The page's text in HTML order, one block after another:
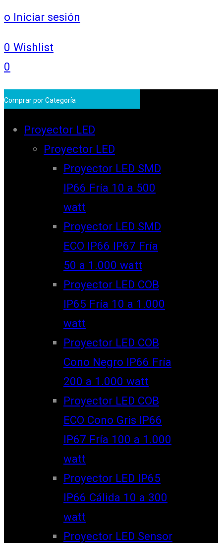
o Iniciar sesión
0 Wishlist
0
Comprar por Categoría
Proyector LED
Proyector LED
Proyector LED SMD
IP66 Fría 10 a 500
watt
Proyector LED SMD
ECO IP66 IP67 Fría
50 a 1.000 watt
Proyector LED COB
IP65 Fría 10 a 1.000
watt
Proyector LED COB
Cono Negro IP66 Fría
200 a 1.000 watt
Proyector LED COB
ECO Cono Gris IP66
IP67 Fría 100 a 1.000
watt
Proyector LED IP65
IP66 Cálida 10 a 300
watt
Proyector LED Sensor